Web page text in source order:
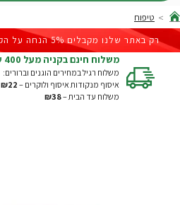
home
טיפוח
רק באתר שלנו מקבלים 5% הנחה על הקנייה הבאה |
משלוח חינם בקניה מעל 400 ש"ח | דרך איפוסט עד 5 ק"ג
משלוח רגיל במחירים הוגנים וברורים:
איסוף מנקודות איסוף ולוקרים – ₪22
משלוח עד הבית –₪38